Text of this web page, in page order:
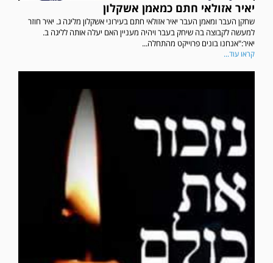
יאיר אזולאי חתם כמאמן אשקלון
שחקן העבר ומאמן העבר יאיר אזולאי חתם בעירוני אשקלון מליגה ג. יאיר חוזר
למעשה לקבוצה בה שיחק בעבר ויהיה מעניין האם יעלה אותה לליגה ב.
יאיר:"אנחנו בונים פרוייקט מהתחלה...
קראו עוד...